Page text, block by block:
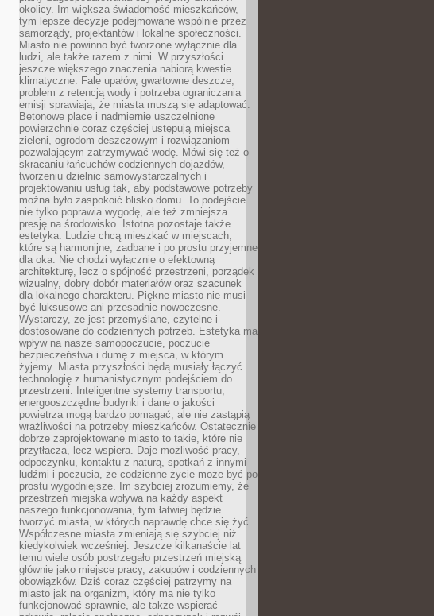
okolicy. Im większa świadomość mieszkańców,
tym lepsze decyzje podejmowane wspólnie przez
samorządy, projektantów i lokalne społeczności.
Miasto nie powinno być tworzone wyłącznie dla
ludzi, ale także razem z nimi. W przyszłości
jeszcze większego znaczenia nabiorą kwestie
klimatyczne. Fale upałów, gwałtowne deszcze,
problem z retencją wody i potrzeba ograniczania
emisji sprawiają, że miasta muszą się adaptować.
Betonowe place i nadmiernie uszczelnione
powierzchnie coraz częściej ustępują miejsca
zieleni, ogrodom deszczowym i rozwiązaniom
pozwalającym zatrzymywać wodę. Mówi się też o
skracaniu łańcuchów codziennych dojazdów,
tworzeniu dzielnic samowystarczalnych i
projektowaniu usług tak, aby podstawowe potrzeby
można było zaspokoić blisko domu. To podejście
nie tylko poprawia wygodę, ale też zmniejsza
presję na środowisko. Istotna pozostaje także
estetyka. Ludzie chcą mieszkać w miejscach,
które są harmonijne, zadbane i po prostu przyjemne
dla oka. Nie chodzi wyłącznie o efektowną
architekturę, lecz o spójność przestrzeni, porządek
wizualny, dobry dobór materiałów oraz szacunek
dla lokalnego charakteru. Piękne miasto nie musi
być luksusowe ani przesadnie nowoczesne.
Wystarczy, że jest przemyślane, czytelne i
dostosowane do codziennych potrzeb. Estetyka ma
wpływ na nasze samopoczucie, poczucie
bezpieczeństwa i dumę z miejsca, w którym
żyjemy. Miasta przyszłości będą musiały łączyć
technologię z humanistycznym podejściem do
przestrzeni. Inteligentne systemy transportu,
energooszczędne budynki i dane o jakości
powietrza mogą bardzo pomagać, ale nie zastąpią
wrażliwości na potrzeby mieszkańców. Ostatecznie
dobrze zaprojektowane miasto to takie, które nie
przytłacza, lecz wspiera. Daje możliwość pracy,
odpoczynku, kontaktu z naturą, spotkań z innymi
ludźmi i poczucia, że codzienne życie może być po
prostu wygodniejsze. Im szybciej zrozumiemy, że
przestrzeń miejska wpływa na każdy aspekt
naszego funkcjonowania, tym łatwiej będzie
tworzyć miasta, w których naprawdę chce się żyć.
Współczesne miasta zmieniają się szybciej niż
kiedykolwiek wcześniej. Jeszcze kilkanaście lat
temu wiele osób postrzegało przestrzeń miejską
głównie jako miejsce pracy, zakupów i codziennych
obowiązków. Dziś coraz częściej patrzymy na
miasto jak na organizm, który ma nie tylko
funkcjonować sprawnie, ale także wspierać